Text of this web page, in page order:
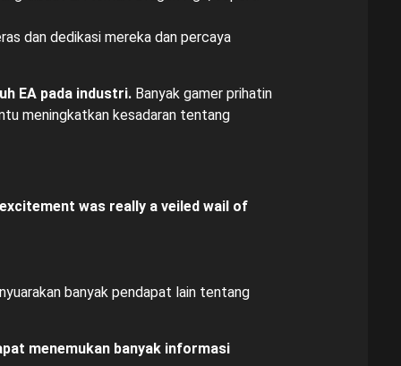
dan dedikasi mereka dan percaya
EA pada industri.Banyak gamer prihatin
meningkatkan kesadaran tentang
was really a veiled wail of
banyak pendapat lain tentang
menemukan banyak informasi